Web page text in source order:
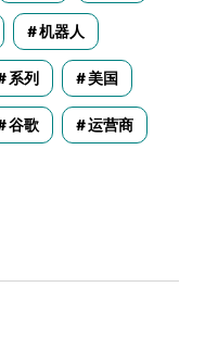
机器人
系列 美国
谷歌 运营商